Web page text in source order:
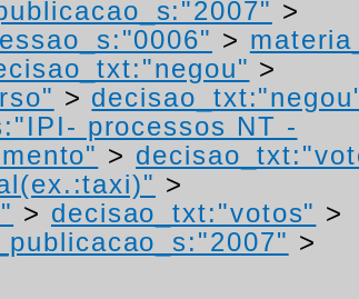
>
>
>
>
processos NT -
>
>
> decisao_txt:"votos" >
>